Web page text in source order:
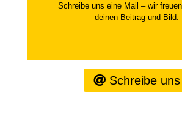
Schreibe uns eine Mail – wir
deinen Beitrag und Bild.
Schreibe uns